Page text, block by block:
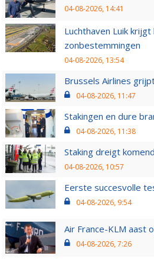
04-08-2026, 14:41
Luchthaven Luik
zonbestemmingen
04-08-2026, 13:54
Brussels Airlines
04-08-2026, 11:47
Stakingen en dure
04-08-2026, 11:38
Staking dreigt
04-08-2026, 10:57
Eerste succesvolle
04-08-2026, 9:54
Air France-KLM aast
04-08-2026, 7:26